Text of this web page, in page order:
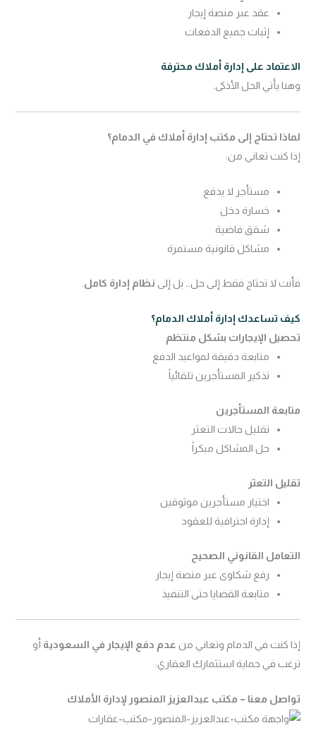
عقد عبر منصة إيجار
إثبات جميع الدفعات
الاعتماد على إدارة أملاك محترفة
وهنا يأتي الحل الأذكى.
لماذا تحتاج إلى مكتب إدارة أملاك في الدمام؟
إذا كنت تعاني من:
مستأجر لا يدفع
خسارة دخل
شقق فاضية
مشاكل قانونية مستمرة
فأنت لا تحتاج فقط إلى حل… بل إلى نظام إدارة كامل
كيف تساعدك إدارة أملاك الدمام؟
تحصيل الإيجارات بشكل منتظم
متابعة دقيقة لمواعيد الدفع
تذكير المستأجرين تلقائياً
متابعة المستأجرين
تقليل حالات التعثر
حل المشاكل مبكراً
تقليل التعثر
اختيار مستأجرين موثوقين
إدارة احترافية للعقود
التعامل القانوني الصحيح
رفع شكاوى عبر منصة إيجار
متابعة القضايا حتى التنفيذ
إذا كنت في الدمام وتعاني من عدم دفع الإيجار في السعودية أو
ترغب في حماية استثمارك العقاري:
تواصل معنا – مكتب عبدالعزيز المنصور لإدارة الأملاك